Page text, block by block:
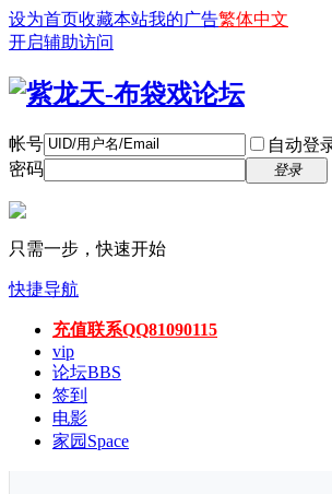
设为首页收藏本站我的广告繁体中文
开启辅助访问
帐号 自动登
密码
登录
只需一步，快速开始
快捷导航
充值联系QQ81090115
vip
论坛BBS
签到
电影
家园 Space